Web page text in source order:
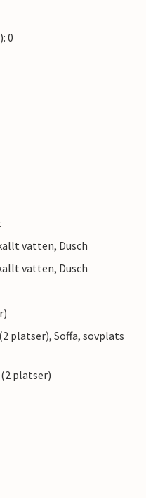
0
vatten, Dusch
vatten, Dusch
platser), Soffa, sovplats
platser)